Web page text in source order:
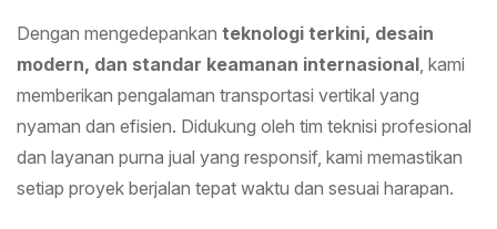
Dengan mengedepankan teknologi terkini, desain
modern, dan standar keamanan internasional, kami
memberikan pengalaman transportasi vertikal yang
nyaman dan efisien. Didukung oleh tim teknisi profesional
dan layanan purna jual yang responsif, kami memastikan
setiap proyek berjalan tepat waktu dan sesuai harapan.